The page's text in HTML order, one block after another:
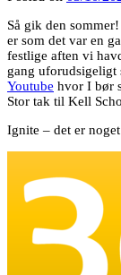
Så gik den
er som det var en
festlige aften vi
gang uforudsigeligt
Youtube hvor I bør
Stor tak til Kell
Ignite – det er